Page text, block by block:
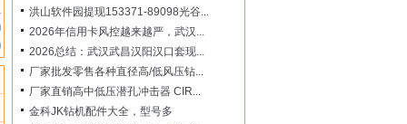
洪山软件园提现153371-89098光谷...
2026年信用卡风控越来越严，武汉...
2026总结：武汉武昌汉阳汉口套现...
厂家批发零售各种直径高/低风压钻...
厂家直销高中低压潜孔冲击器 CIR...
金科JK钻机配件大全，型号多